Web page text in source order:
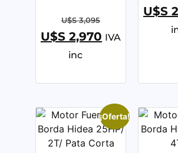
U$S3,095
U$S 2,970 IVA
inc
U$S
¡Oferta!